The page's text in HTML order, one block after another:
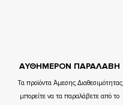
ΑΥΘΗΜΕΡΟΝ ΠΑΡΑΛΑΒΗ
Τα προϊόντα Άμεσης Διαθεσιμότητας
μπορείτε να τα παραλάβετε από το